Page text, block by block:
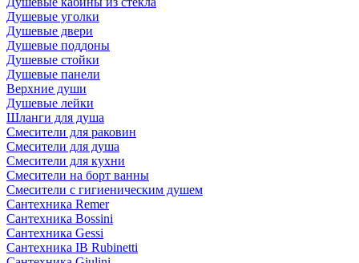
Душевые уголки
Душевые двери
Душевые поддоны
Душевые стойки
Душевые панели
Верхние души
Душевые лейки
Шланги для душа
Смесители для раковин
Смесители для душа
Смесители для кухни
Смесители на борт ванны
Смесители с гигиеническим душем
Сантехника Remer
Сантехника Bossini
Сантехника Gessi
Сантехника IB Rubinetti